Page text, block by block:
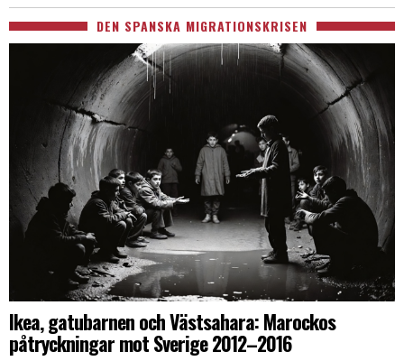
DEN SPANSKA MIGRATIONSKRISEN
Ikea, gatubarnen och Västsahara: Marockos
påtryckningar mot Sverige 2012–2016